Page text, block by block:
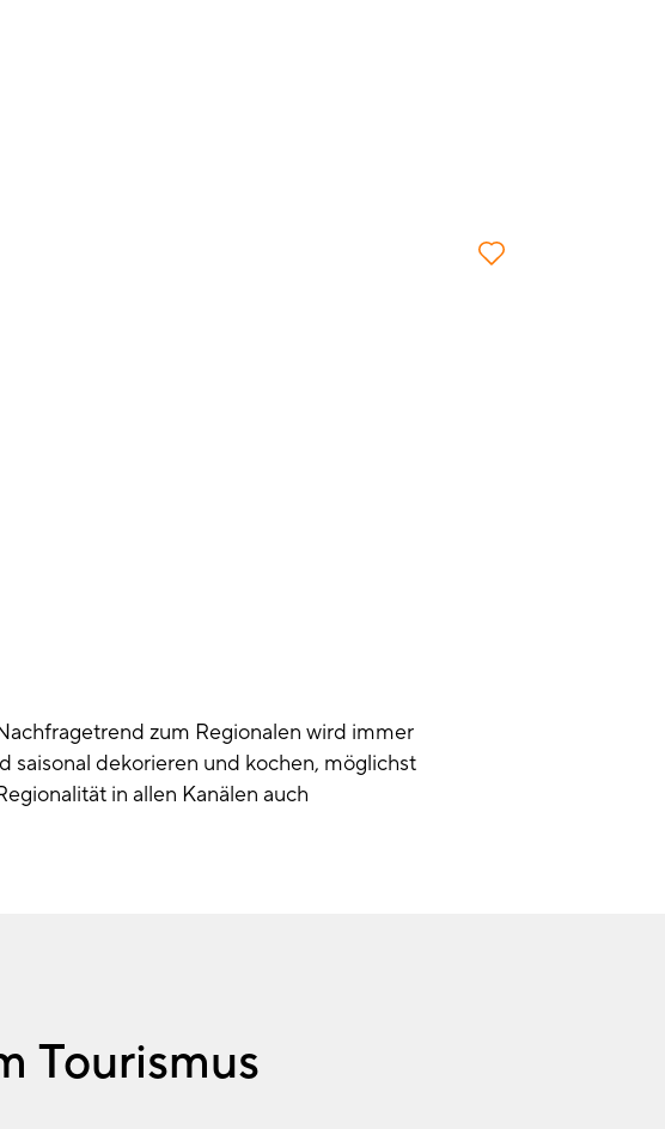
zum Regionalen wird immer
saisonal dekorieren und kochen, möglichst
in allen Kanälen auch
Tourismus